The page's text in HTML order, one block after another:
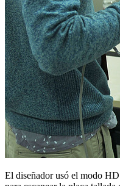
El diseñador usó el modo